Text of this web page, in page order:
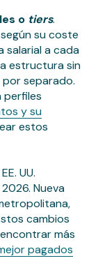
o tiers.
su coste
salarial a cada
estructura sin
separado.
perfiles
y su
estos
UU.
Nueva
cambios
más
pagados